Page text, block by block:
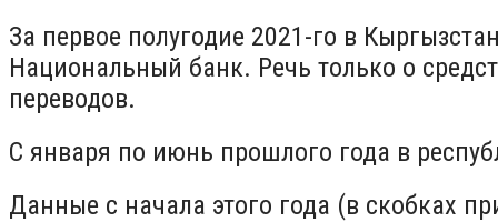
За первое полугодие 2021-го в
Национальный банк. Речь только о
переводов.
С января по июнь прошлого года в
Данные с начала этого года (в скобках